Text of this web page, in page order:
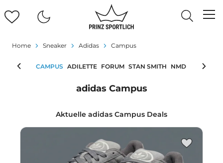
Home Sneaker Adidas Campus
CAMPUS ADILETTE FORUM STAN SMITH NMD
adidas Campus
Aktuelle adidas Campus Deals